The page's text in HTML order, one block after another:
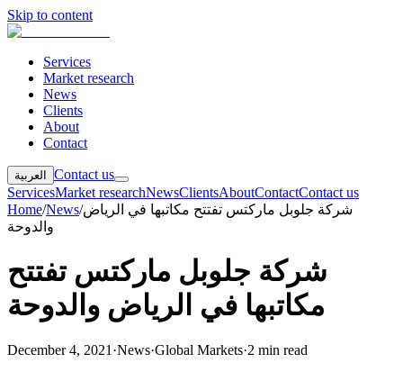
Skip to content
Services
Market research
News
Clients
About
Contact
العربية
Contact us
ServicesMarket researchNewsClientsAboutContactContact us
Home/News/شركة جلوبل ماركتس تفتتح مكاتبها في الرياض
والدوحة
شركة جلوبل ماركتس تفتتح
مكاتبها في الرياض والدوحة
December 4, 2021 ·News·Global Markets·2 min read